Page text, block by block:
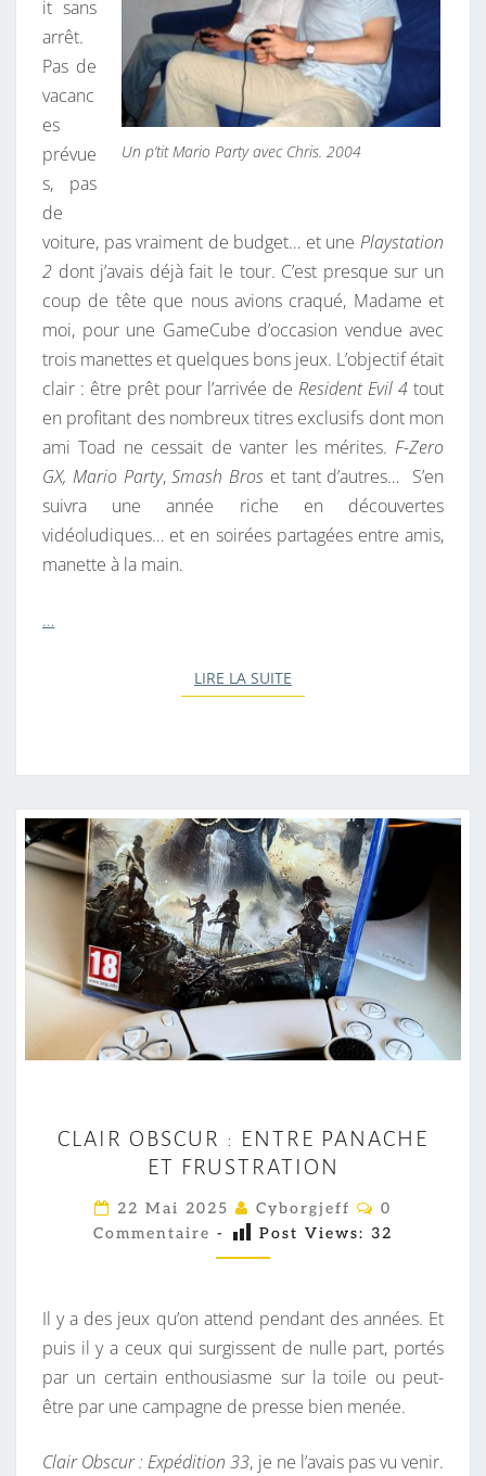
C
U
B
E
2
1
S
P
L
U
S
T
A
R
D
Un p’tit Mario Party avec Chris. 2004
it sans
arrêt.
Pas de
vacanc
es
prévue
s, pas
de
voiture, pas vraiment de budget… et une Playstation
2 dont j’avais déjà fait le tour. C’est presque sur un
coup de tête que nous avions craqué, Madame et
moi, pour une GameCube d’occasion vendue avec
trois manettes et quelques bons jeux. L’objectif était
clair : être prêt pour l’arrivée de Resident Evil 4 tout
en profitant des nombreux titres exclusifs dont mon
ami Toad ne cessait de vanter les mérites. F-Zero
GX, Mario Party,Smash Bros et tant d’autres… S’en
suivra une année riche en découvertes
vidéoludiques… et en soirées partagées entre amis,
manette à la main.
…
LIRE LA SUITE
L
A
I
R
O
S
C
U
R
E
CLAIR OBSCUR : ENTRE PANACHE
ET FRUSTRATION
22 Mai 2025 Cyborgjeff
C
M
A
I
R
E
0
Commentaire - Post Views: 32
Il y a des jeux qu’on attend pendant des années. Et
puis il y a ceux qui surgissent de nulle part, portés
par un certain enthousiasme sur la toile ou peut-
être par une campagne de presse bien menée.
Clair Obscur : Expédition 33, je ne l’avais pas vu venir.